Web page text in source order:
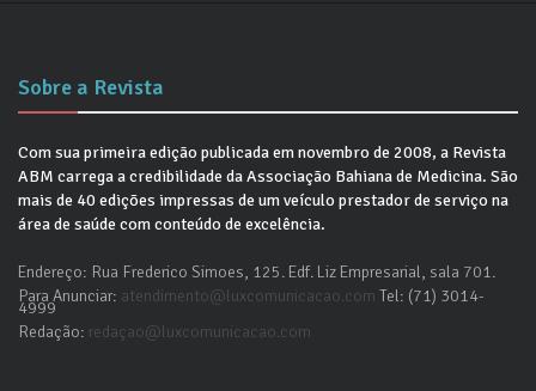
Sobre a Revista
Com sua primeira edição publicada em novembro de 2008, a Revista
ABM carrega a credibilidade da Associação Bahiana de Medicina. São
mais de 40 edições impressas de um veículo prestador de serviço na
área de saúde com conteúdo de excelência.
Endereço: Rua Frederico Simoes, 125. Edf. Liz Empresarial, sala 701.
Para Anunciar: atendimento@luxcomunicacao.com Tel: (71) 3014-
4999
Redação: redaçao@luxcomunicacao.com